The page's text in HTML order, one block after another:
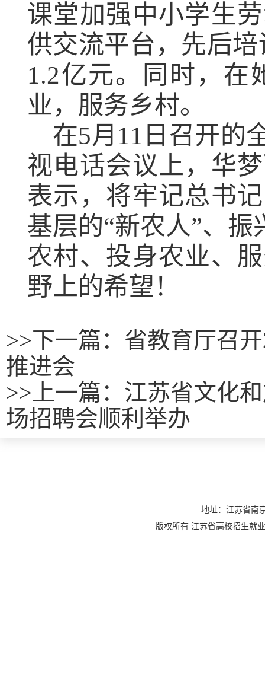
课堂加强中小学生
供交流平台，先后
1.2亿元。同时，在
业，服务乡村。
在5月 11 日召开的
视电话会议上，华
表示，将牢记总书
基层的“新农人”、
农村、投身农业、
野上的希望！
>>下一篇：省教育厅召
推进会
>> 上一篇： 江苏省文化
场招聘会顺利举办
地址：江苏省
版权所有 江苏省高校招生就